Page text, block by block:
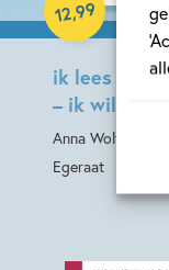
ik lees
– ik wil een
Anna Woltz, Els
Egeraat
12,99